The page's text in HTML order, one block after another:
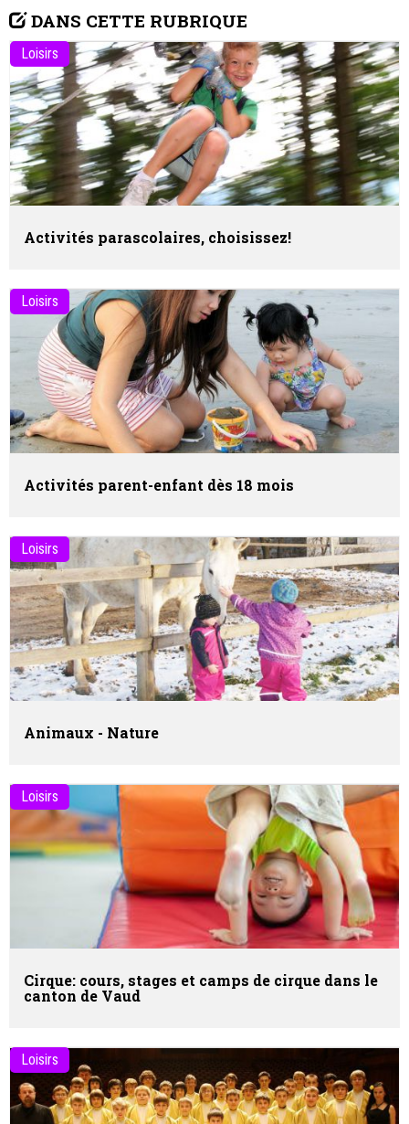
DANS CETTE RUBRIQUE
Loisirs
Activités parascolaires, choisissez!
Loisirs
Activités parent-enfant dès 18 mois
Loisirs
Animaux - Nature
Loisirs
Cirque: cours, stages et camps de cirque dans le
canton de Vaud
Loisirs